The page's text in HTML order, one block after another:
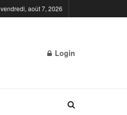
vendredi, août 7, 2026
Login